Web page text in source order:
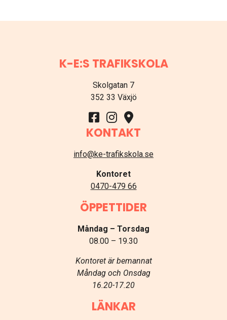
K-E:S TRAFIKSKOLA
Skolgatan 7
352 33 Växjö
KONTAKT
info@ke-trafikskola.se
Kontoret
0470-479 66
ÖPPETTIDER
Måndag – Torsdag
08.00 – 19.30
Kontoret är bemannat
Måndag och Onsdag
16.20-17.20
LÄNKAR